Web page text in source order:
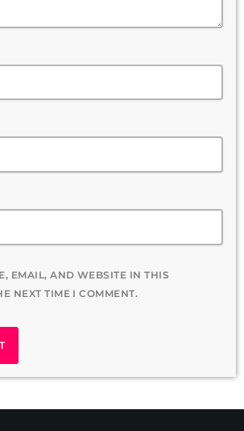
EMAIL, AND WEBSITE IN THIS
NEXT TIME I COMMENT.